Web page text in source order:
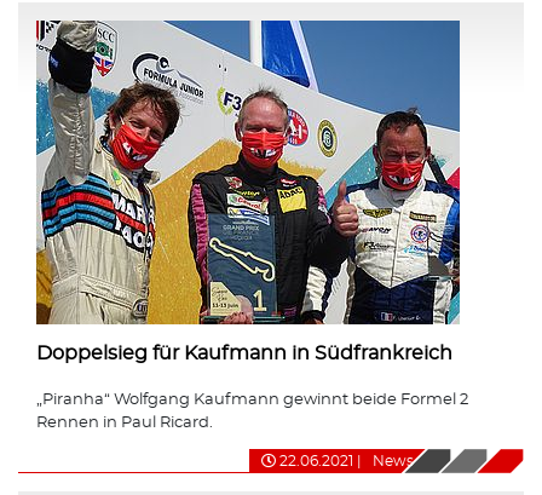
Doppelsieg für Kaufmann in Südfrankreich
„Piranha“ Wolfgang Kaufmann gewinnt beide Formel 2
Rennen in Paul Ricard.
22.06.2021 News